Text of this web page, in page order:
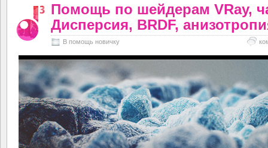
Помощь по шейдерам VRay,
Дисперсия, BRDF,
В помощь новичку